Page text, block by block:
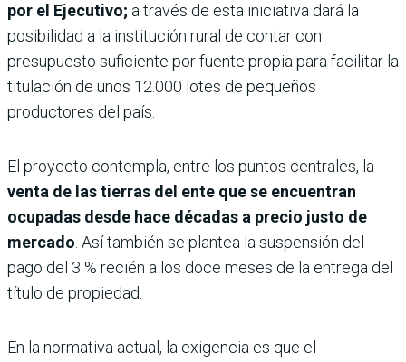
por el Ejecutivo; a través de esta iniciativa dará la
posibilidad a la institución rural de contar con
presupuesto suficiente por fuente propia para facilitar la
titulación de unos 12.000 lotes de pequeños
productores del país.
El proyecto contempla, entre los puntos centrales, la
venta de las tierras del ente que se encuentran
ocupadas desde hace décadas a precio justo de
mercado. Así también se plantea la suspensión del
pago del 3 % recién a los doce meses de la entrega del
título de propiedad.
En la normativa actual, la exigencia es que el